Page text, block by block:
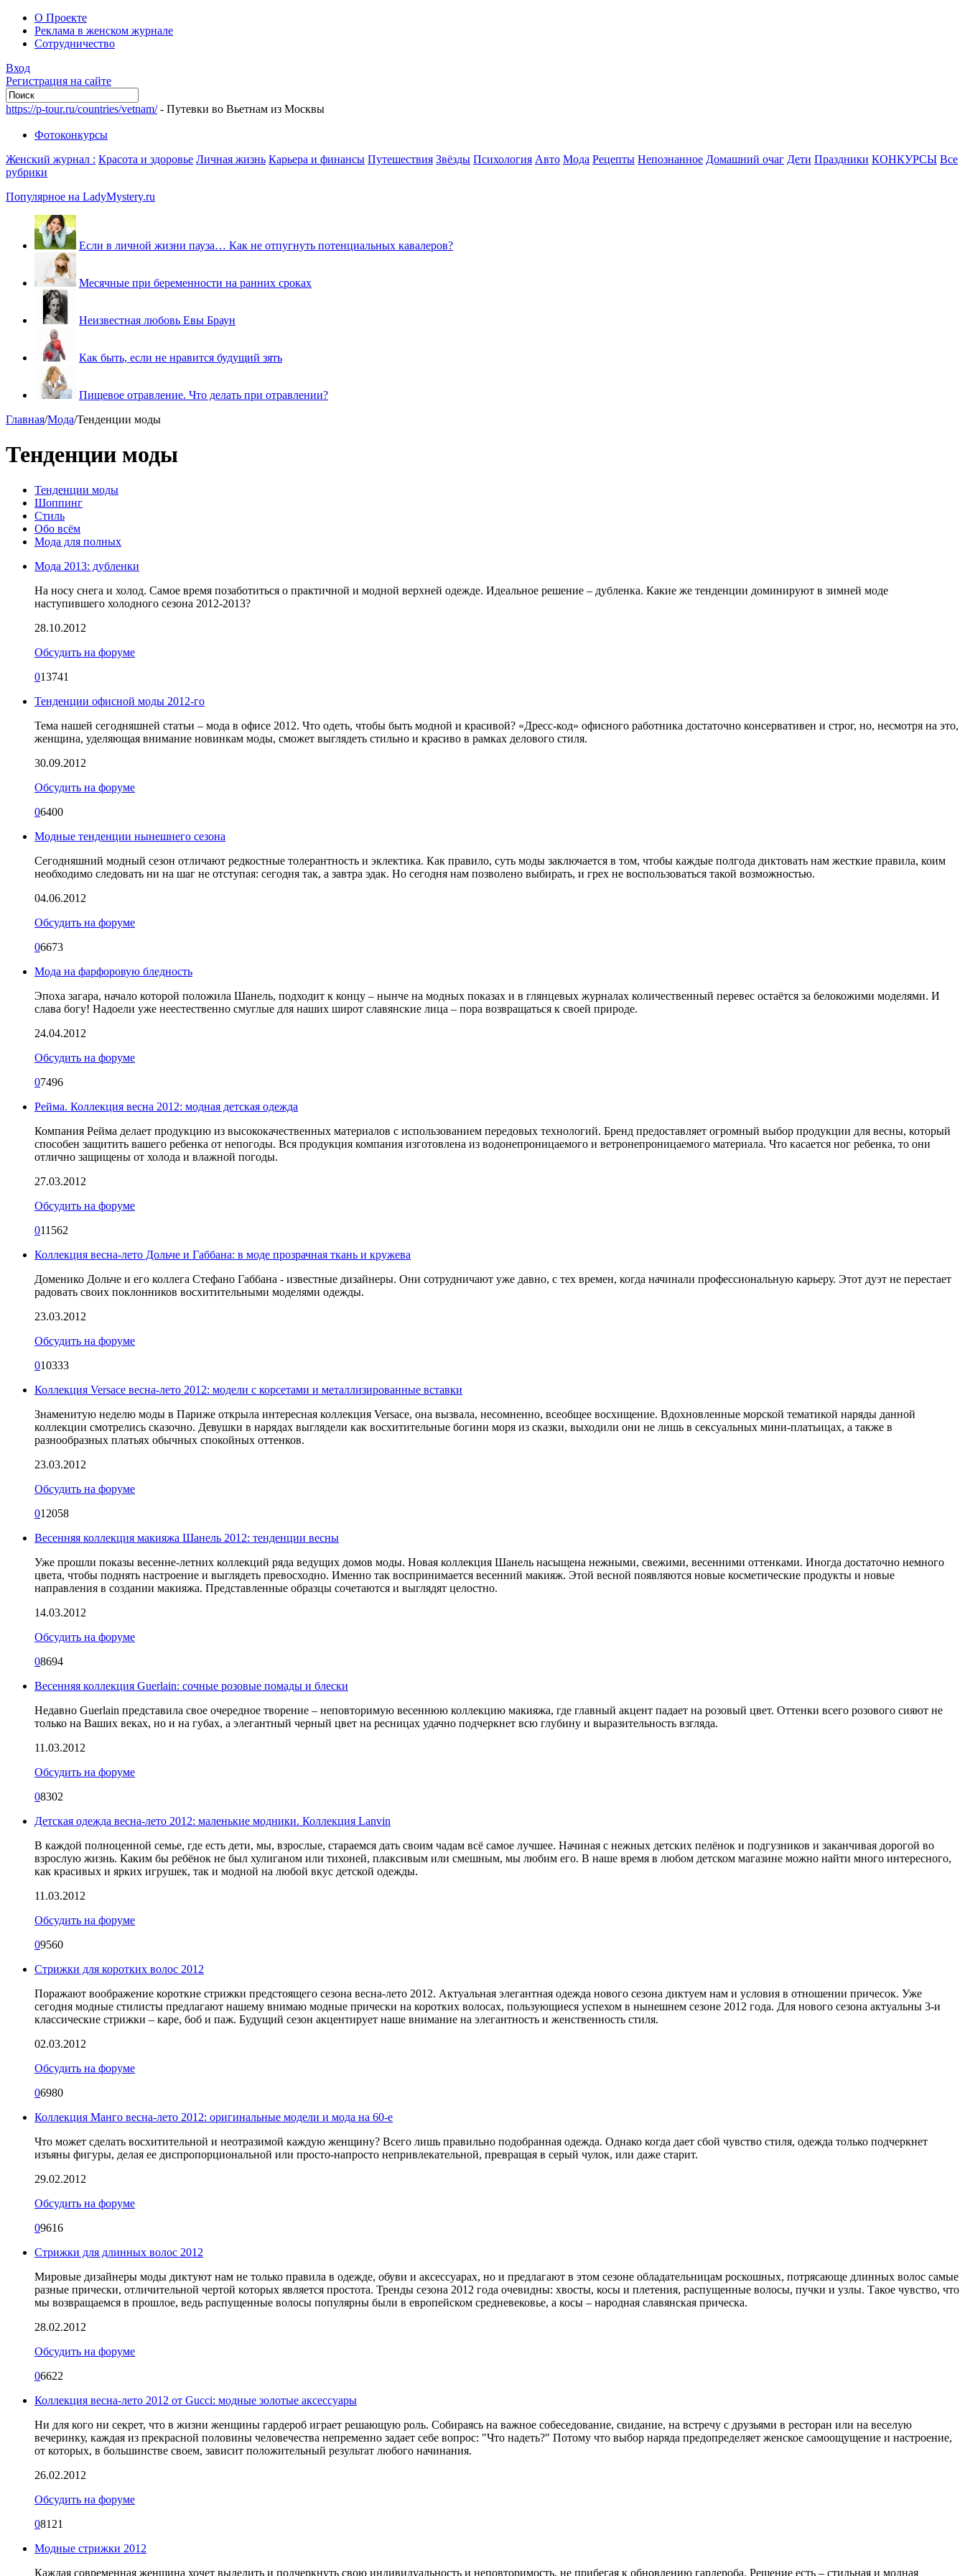
О Проекте
Реклама в женском журнале
Сотрудничество
Вход
Регистрация на сайте
https://p-tour.ru/countries/vetnam/- Путевки во Вьетнам из Москвы
Фотоконкурсы
Женский журнал : Красота и здоровье Личная жизнь Карьера и финансы Путешествия Звёзды Психология Авто Мода Рецепты Непознанное Домашний очаг Дети Праздники КОНКУРСЫ Все
рубрики
Популярное на LadyMystery.ru
Если в личной жизни пауза… Как не отпугнуть потенциальных кавалеров?
Месячные при беременности на ранних сроках
Неизвестная любовь Евы Браун
Как быть, если не нравится будущий зять
Пищевое отравление. Что делать при отравлении?
Главная/Мода/Тенденции моды
Тенденции моды
Тенденции моды
Шоппинг
Стиль
Обо всём
Мода для полных
Мода 2013: дубленки
На носу снега и холод. Самое время позаботиться о практичной и модной верхней одежде. Идеальное решение – дубленка. Какие же тенденции доминируют в зимней моде
наступившего холодного сезона 2012-2013?
28.10.2012
Обсудить на форуме
013741
Тенденции офисной моды 2012-го
Тема нашей сегодняшней статьи – мода в офисе 2012. Что одеть, чтобы быть модной и красивой? «Дресс-код» офисного работника достаточно консервативен и строг, но, несмотря на это,
женщина, уделяющая внимание новинкам моды, сможет выглядеть стильно и красиво в рамках делового стиля.
30.09.2012
Обсудить на форуме
06400
Модные тенденции нынешнего сезона
Сегодняшний модный сезон отличают редкостные толерантность и эклектика. Как правило, суть моды заключается в том, чтобы каждые полгода диктовать нам жесткие правила, коим
необходимо следовать ни на шаг не отступая: сегодня так, а завтра эдак. Но сегодня нам позволено выбирать, и грех не воспользоваться такой возможностью.
04.06.2012
Обсудить на форуме
06673
Мода на фарфоровую бледность
Эпоха загара, начало которой положила Шанель, подходит к концу – нынче на модных показах и в глянцевых журналах количественный перевес остаётся за белокожими моделями. И
слава богу! Надоели уже неестественно смуглые для наших широт славянские лица – пора возвращаться к своей природе.
24.04.2012
Обсудить на форуме
07496
Рейма. Коллекция весна 2012: модная детская одежда
Компания Рейма делает продукцию из высококачественных материалов с использованием передовых технологий. Бренд предоставляет огромный выбор продукции для весны, который
способен защитить вашего ребенка от непогоды. Вся продукция компания изготовлена из водонепроницаемого и ветронепроницаемого материала. Что касается ног ребенка, то они
отлично защищены от холода и влажной погоды.
27.03.2012
Обсудить на форуме
011562
Коллекция весна-лето Дольче и Габбана: в моде прозрачная ткань и кружева
Доменико Дольче и его коллега Стефано Габбана - известные дизайнеры. Они сотрудничают уже давно, с тех времен, когда начинали профессиональную карьеру. Этот дуэт не перестает
радовать своих поклонников восхитительными моделями одежды.
23.03.2012
Обсудить на форуме
010333
Коллекция Versace весна-лето 2012: модели с корсетами и металлизированные вставки
Знаменитую неделю моды в Париже открыла интересная коллекция Versace, она вызвала, несомненно, всеобщее восхищение. Вдохновленные морской тематикой наряды данной
коллекции смотрелись сказочно. Девушки в нарядах выглядели как восхитительные богини моря из сказки, выходили они не лишь в сексуальных мини-платьицах, а также в
разнообразных платьях обычных спокойных оттенков.
23.03.2012
Обсудить на форуме
012058
Весенняя коллекция макияжа Шанель 2012: тенденции весны
Уже прошли показы весенне-летних коллекций ряда ведущих домов моды. Новая коллекция Шанель насыщена нежными, свежими, весенними оттенками. Иногда достаточно немного
цвета, чтобы поднять настроение и выглядеть превосходно. Именно так воспринимается весенний макияж. Этой весной появляются новые косметические продукты и новые
направления в создании макияжа. Представленные образцы сочетаются и выглядят целостно.
14.03.2012
Обсудить на форуме
08694
Весенняя коллекция Guerlain: сочные розовые помады и блески
Недавно Guerlain представила свое очередное творение – неповторимую весеннюю коллекцию макияжа, где главный акцент падает на розовый цвет. Оттенки всего розового сияют не
только на Ваших веках, но и на губах, а элегантный черный цвет на ресницах удачно подчеркнет всю глубину и выразительность взгляда.
11.03.2012
Обсудить на форуме
08302
Детская одежда весна-лето 2012: маленькие модники. Коллекция Lanvin
В каждой полноценной семье, где есть дети, мы, взрослые, стараемся дать своим чадам всё самое лучшее. Начиная с нежных детских пелёнок и подгузников и заканчивая дорогой во
взрослую жизнь. Каким бы ребёнок не был хулиганом или тихоней, плаксивым или смешным, мы любим его. В наше время в любом детском магазине можно найти много интересного,
как красивых и ярких игрушек, так и модной на любой вкус детской одежды.
11.03.2012
Обсудить на форуме
09560
Стрижки для коротких волос 2012
Поражают воображение короткие стрижки предстоящего сезона весна-лето 2012. Актуальная элегантная одежда нового сезона диктуем нам и условия в отношении причесок. Уже
сегодня модные стилисты предлагают нашему внимаю модные прически на коротких волосах, пользующиеся успехом в нынешнем сезоне 2012 года. Для нового сезона актуальны 3-и
классические стрижки – каре, боб и паж. Будущий сезон акцентирует наше внимание на элегантность и женственность стиля.
02.03.2012
Обсудить на форуме
06980
Коллекция Манго весна-лето 2012: оригинальные модели и мода на 60-е
Что может сделать восхитительной и неотразимой каждую женщину? Всего лишь правильно подобранная одежда. Однако когда дает сбой чувство стиля, одежда только подчеркнет
изъяны фигуры, делая ее диспропорциональной или просто-напросто непривлекательной, превращая в серый чулок, или даже старит.
29.02.2012
Обсудить на форуме
09616
Стрижки для длинных волос 2012
Мировые дизайнеры моды диктуют нам не только правила в одежде, обуви и аксессуарах, но и предлагают в этом сезоне обладательницам роскошных, потрясающе длинных волос самые
разные прически, отличительной чертой которых является простота. Тренды сезона 2012 года очевидны: хвосты, косы и плетения, распущенные волосы, пучки и узлы. Такое чувство, что
мы возвращаемся в прошлое, ведь распущенные волосы популярны были в европейском средневековье, а косы – народная славянская прическа.
28.02.2012
Обсудить на форуме
06622
Коллекция весна-лето 2012 от Gucci: модные золотые аксессуары
Ни для кого ни секрет, что в жизни женщины гардероб играет решающую роль. Собираясь на важное собеседование, свидание, на встречу с друзьями в ресторан или на веселую
вечеринку, каждая из прекрасной половины человечества непременно задает себе вопрос: "Что надеть?" Потому что выбор наряда предопределяет женское самоощущение и настроение,
от которых, в большинстве своем, зависит положительный результат любого начинания.
26.02.2012
Обсудить на форуме
08121
Модные стрижки 2012
Каждая современная женщина хочет выделить и подчеркнуть свою индивидуальность и неповторимость, не прибегая к обновлению гардероба. Решение есть – стильная и модная